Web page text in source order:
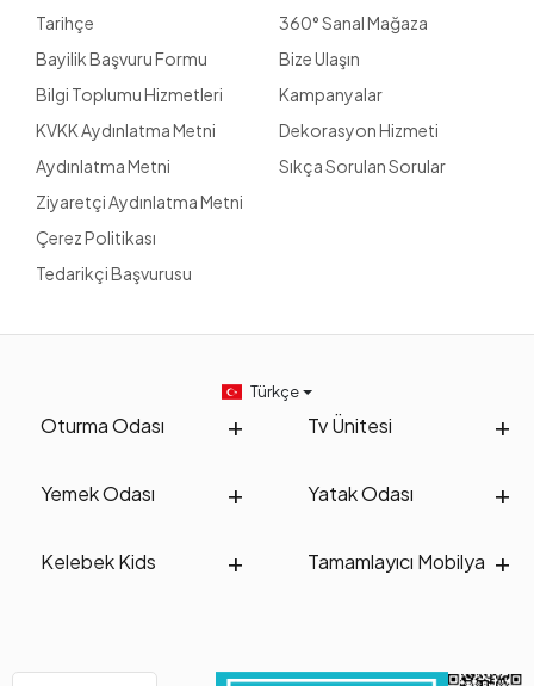
Tarihçe
Bayilik Başvuru Formu
Bilgi Toplumu Hizmetleri
KVKK Aydınlatma Metni
Aydınlatma Metni
Ziyaretçi Aydınlatma Metni
Çerez Politikası
Tedarikçi Başvurusu
360° Sanal Mağaza
Bize Ulaşın
Kampanyalar
Dekorasyon Hizmeti
Sıkça Sorulan Sorular
Oturma Odası Tv Ünitesi
Yemek Odası Yatak Odası
Kelebek Kids Tamamlayıcı Mobilya
Türkçe